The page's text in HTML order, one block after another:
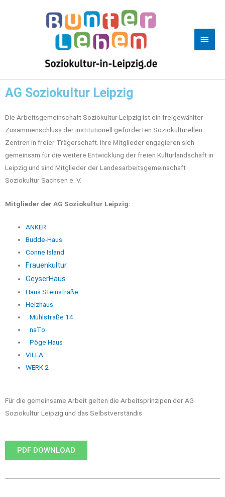
AG Soziokultur Leipzig
Die Arbeitsgemeinschaft Soziokultur Leipzig ist ein freigewählter
Zusammenschluss der institutionell geförderten Soziokulturellen
Zentren in freier Trägerschaft. Ihre Mitglieder engagieren sich
gemeinsam für die weitere Entwicklung der freien Kulturlandschaft in
Leipzig und sind Mitglieder der Landesarbeitsgemeinschaft
Soziokultur Sachsen e. V.
Mitglieder der AG Soziokultur Leipzig:
ANKER
Budde-Haus
Conne Island
Frauenkultur
GeyserHaus
Haus Steinstraße
Heizhaus
Mühlstraße 14
naTo
Pöge Haus
VILLA
WERK 2
Für die gemeinsame Arbeit gelten die Arbeitsprinzipen der AG
Soziokultur Leipzig und das Selbstverständis
PDF DOWNLOAD